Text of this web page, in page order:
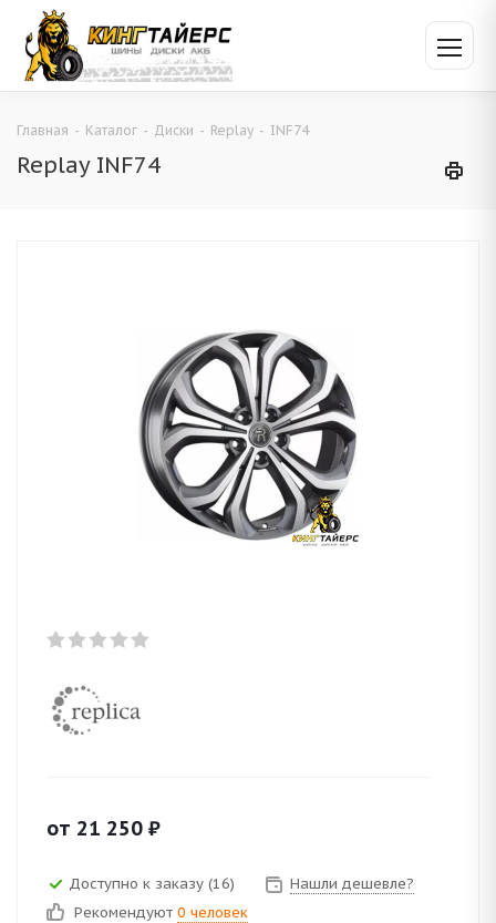
Главная - Каталог - Диски - Replay - INF74
Replay INF74
от 21 250 ₽
Доступно к заказу (16)
Нашли дешевле?
Рекомендуют 0 человек